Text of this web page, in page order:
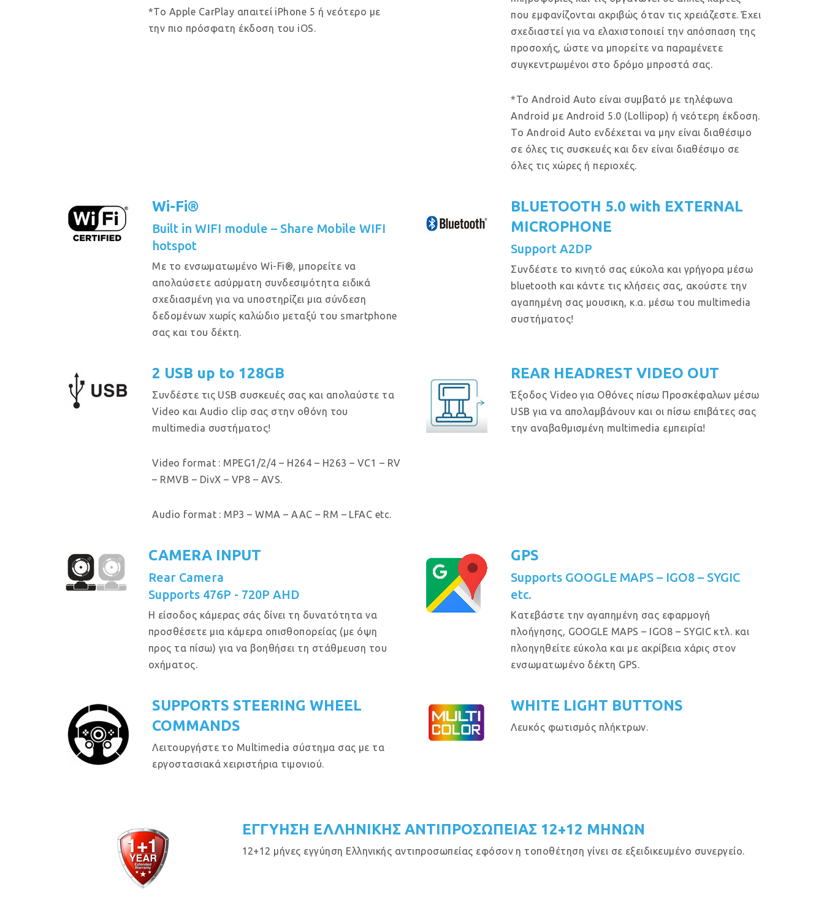
*Το Apple CarPlay απαιτεί iPhone 5 ή νεότερο με
την πιο πρόσφατη έκδοση του iOS.
που εμφανίζονται ακριβώς όταν τις χρειάζεστε. Έχει
σχεδιαστεί για να ελαχιστοποιεί την απόσπαση της
προσοχής, ώστε να μπορείτε να παραμένετε
συγκεντρωμένοι στο δρόμο μπροστά σας.
*Το Android Auto είναι συμβατό με τηλέφωνα
Android με Android 5.0 (Lollipop) ή νεότερη έκδοση.
Το Android Auto ενδέχεται να μην είναι διαθέσιμο
σε όλες τις συσκευές και δεν είναι διαθέσιμο σε
όλες τις χώρες ή περιοχές.
Wi-Fi®
Built in WIFI module – Share Mobile WIFI
hotspot
Με το ενσωματωμένο Wi-Fi®, μπορείτε να
απολαύσετε ασύρματη συνδεσιμότητα ειδικά
σχεδιασμένη για να υποστηρίζει μια σύνδεση
δεδομένων χωρίς καλώδιο μεταξύ του smartphone
σας και του δέκτη.
BLUETOOTH 5.0 with EXTERNAL
MICROPHONE
Support A2DP
Συνδέστε το κινητό σας εύκολα και γρήγορα μέσω
bluetooth και κάντε τις κλήσεις σας, ακούστε την
αγαπημένη σας μουσικη, κ.α. μέσω του multimedia
συστήματος!
2 USB up to 128GB
Συνδέστε τις USB συσκευές σας και απολαύστε τα
Video και Audio clip σας στην οθόνη του
multimedia συστήματος!
Video format : MPEG1/2/4 – H264 – H263 – VC1 – RV
– RMVB – DivX – VP8 – AVS.
Audio format : MP3 – WMA – AAC – RM – LFAC etc.
REAR HEADREST VIDEO OUT
Έξοδος Video για Οθόνες πίσω Προσκέφαλων μέσω
USB για να απολαμβάνουν και οι πίσω επιβάτες σας
την αναβαθμισμένη multimedia εμπειρία!
CAMERA INPUT
Rear Camera
Supports 476P - 720P AHD
Η είσοδος κάμερας σάς δίνει τη δυνατότητα να
προσθέσετε μια κάμερα οπισθοπορείας (με όψη
προς τα πίσω) για να βοηθήσει τη στάθμευση του
οχήματος.
GPS
Supports GOOGLE MAPS – IGO8 – SYGIC
etc.
Κατεβάστε την αγαπημένη σας εφαρμογή
πλοήγησης, GOOGLE MAPS – IGO8 – SYGIC κτλ. και
πλοηγηθείτε εύκολα και με ακρίβεια χάρις στον
ενσωματωμένο δέκτη GPS.
SUPPORTS STEERING WHEEL
COMMANDS
Λειτουργήστε το Multimedia σύστημα σας με τα
εργοστασιακά χειριστήρια τιμονιού.
WHITE LIGHT BUTTONS
Λευκός φωτισμός πλήκτρων.
ΕΓΓΥΗΣΗ ΕΛΛΗΝΙΚΗΣ ΑΝΤΙΠΡΟΣΩΠΕΙΑΣ 12+12 ΜΗΝΩΝ
12+12 μήνες εγγύηση Ελληνικής αντιπροσωπείας εφόσον η τοποθέτηση γίνει σε εξειδικευμένο συνεργείο.